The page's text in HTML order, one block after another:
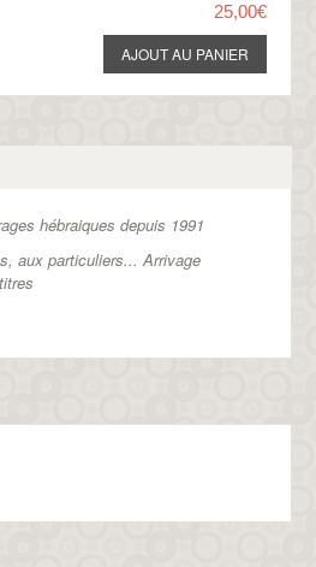
25,00€
hébraiques depuis 1991
aux particuliers...Arrivage